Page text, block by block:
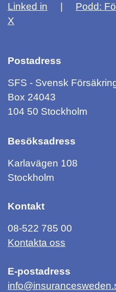
Linked in
Podd:
X
Postadress
SFS - Svensk
Box 24043
104 50 Stockholm
Besöksadress
Karlavägen 108
Stockholm
Kontakt
08-522 785 00
Kontakta oss
E-postadress